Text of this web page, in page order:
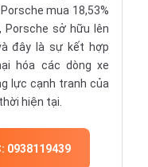
mua 18,53%
Porsche sở hữu lên
đây là sự kết hợp
hóa các dòng xe
lực cạnh tranh của
hiện tại.
0938119439